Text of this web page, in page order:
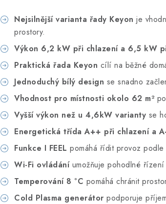
Nejsilnější varianta řady Keyon je
prostory.
Výkon 6,2 kW při chlazení a 6,5 kW
Praktická řada Keyon cílí na běžné
Jednoduchý bílý design se snadno
Vhodnost pro místnosti okolo 62 m²
Vyšší výkon než u 4,6kW varianty se
Energetická třída A++ při chlazení a
Funkce I FEEL pomáhá řídit provoz
Wi-Fi ovládáníumožňuje pohodlné
Temperování 8 °C pomáhá chránit
Cold Plasma generátor podporuje